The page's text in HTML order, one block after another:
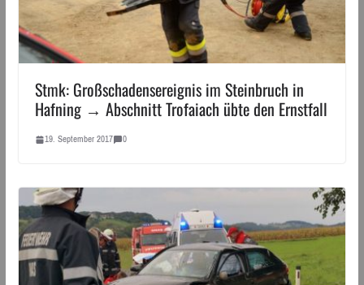
Stmk: Großschadensereignis im Steinbruch in
Hafning → Abschnitt Trofaiach übte den Ernstfall
19. September 2017 0